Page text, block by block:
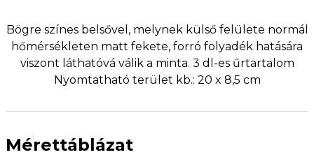
Bögre színes belsővel, melynek külső felülete normál
hőmérsékleten matt fekete, forró folyadék hatására
viszont láthatóvá válik a minta. 3 dl-es űrtartalom
Nyomtatható terület kb.: 20 x 8,5 cm
Mérettáblázat